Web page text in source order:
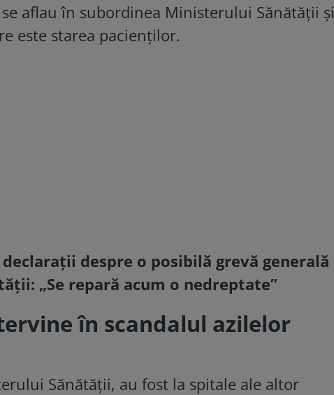
aflau în subordinea Ministerului Sănătăţii şi
este starea pacienţilor.
despre o posibilă grevă generală
„Se repară acum o nedreptate”
în scandalul azilelor
Sănătăţii, au fost la spitale ale altor